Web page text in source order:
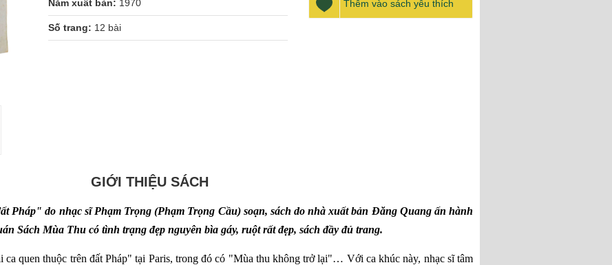
Năm xuất bản: 1970
Số trang: 12 bài
Thêm vào sách yêu thích
GIỚI THIỆU SÁCH
Pháp" do nhạc sĩ Phạm Trọng (Phạm Trọng Cầu) soạn, sách do nhà xuất bản Đăng Quang ấn hành
Sách Mùa Thu có tình trạng đẹp nguyên bìa gáy, ruột rất đẹp, sách đầy đủ trang.
ca quen thuộc trên đất Pháp" tại Paris, trong đó có "Mùa thu không trở lại"… Với ca khúc này, nhạc sĩ tâm